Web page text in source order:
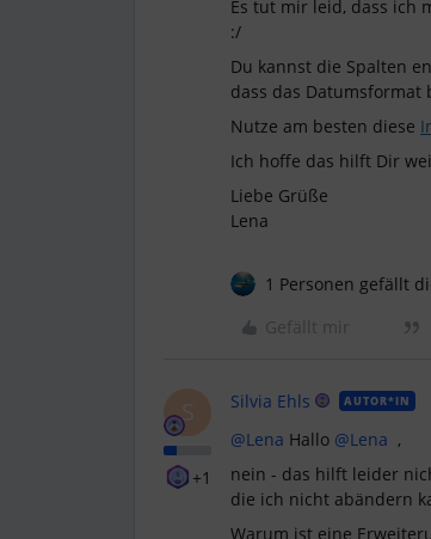
Es tut mir leid, dass ich
:/
Du kannst die Spalten
dass das Datumsformat
Nutze am besten diese
Ich hoffe das hilft Dir
Liebe Grüße
Lena
1 Personen gefällt
Gefällt mir
S
+1
Silvia Ehls AUTOR*IN
@Lena Hallo @Lena ,
nein - das hilft leider
die ich nicht abändern
Warum ist eine